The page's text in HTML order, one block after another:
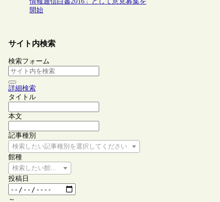
開始
サイト内検索
検索フォーム
詳細検索
タイトル
本文
記事種別
検索したい記事種別を選択してください
館種
検索したい館種を選択してください
投稿日
～